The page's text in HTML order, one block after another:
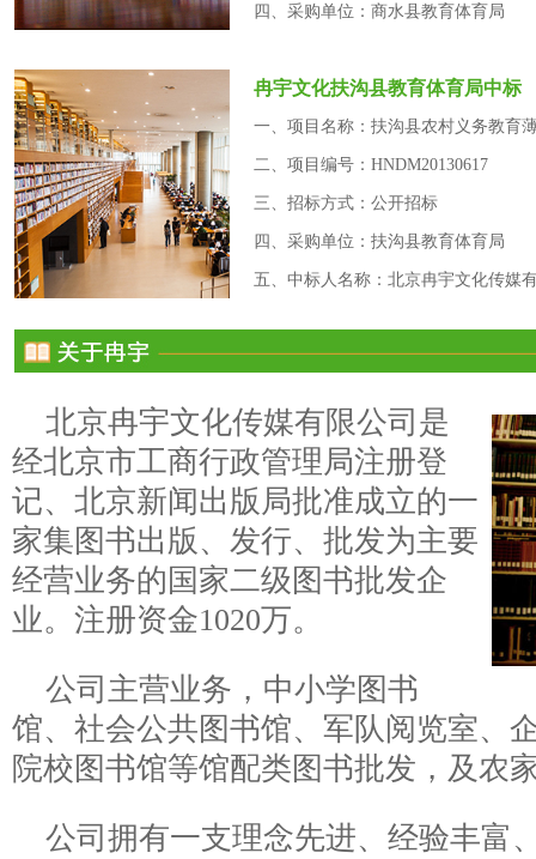
四、采购单位：商水县教育体育局
冉宇文化扶沟县教育体育局中标
一、项目名称：扶沟县农村义务教育
二、项目编号：HNDM20130617
三、招标方式：公开招标
四、采购单位：扶沟县教育体育局
五、中标人名称：北京冉宇文化传媒
北京冉宇文化传媒有限公司是
经北京市工商行政管理局注册登
记、北京新闻出版局批准成立的一
家集图书出版、发行、批发为主要
经营业务的国家二级图书批发企
业。注册资金1020万。
公司主营业务，中小学图书
馆、社会公共图书馆、军队阅览室、
院校图书馆等馆配类图书批发，及农
公司拥有一支理念先进、经验丰富